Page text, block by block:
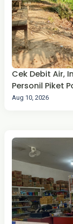
Cek Debit Air,
Personil Piket
Aug 10, 2026